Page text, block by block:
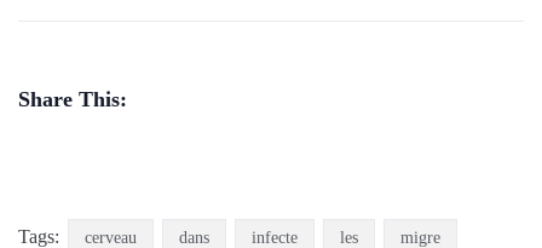
Share This:
Tags: cerveau dans infecte les migre